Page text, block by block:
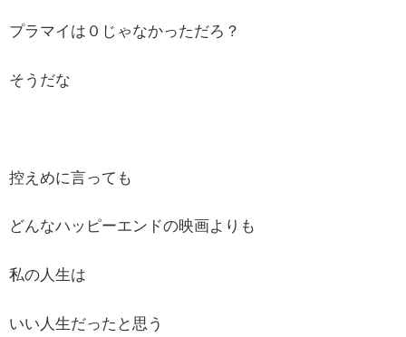
プラマイは０じゃなかっただろ？
そうだな
控えめに言っても
どんなハッピーエンドの映画よりも
私の人生は
いい人生だったと思う